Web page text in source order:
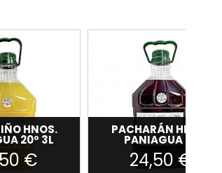
HNOS.
20º 3L
€
PACHARÁN HNOS.
PANIAGUA 3L
24,50 €